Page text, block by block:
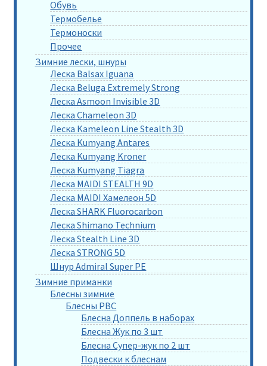
Обувь
Термобелье
Термоноски
Прочее
Зимние лески, шнуры
Леска Balsax Iguana
Леска Beluga Extremely Strong
Леска Asmoon Invisible 3D
Леска Chameleon 3D
Леска Kameleon Line Stealth 3D
Леска Kumyang Antares
Леска Kumyang Kroner
Леска Kumyang Tiagra
Леска MAIDI STEALTH 9D
Леска MAIDI Хамелеон 5D
Леска SHARK Fluorocarbon
Леска Shimano Technium
Леска Stealth Line 3D
Леска STRONG 5D
Шнур Admiral Super PE
Зимние приманки
Блесны зимние
Блесны РВС
Блесна Доппель в наборах
Блесна Жук по 3 шт
Блесна Супер-жук по 2 шт
Подвески к блеснам